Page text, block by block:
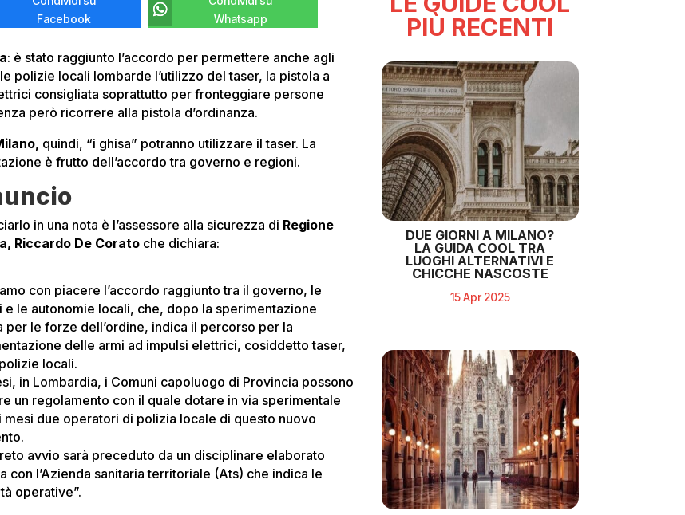
Facebook
Whatsapp
: è stato raggiunto l’accordo per permettere anche agli
polizie locali lombarde l’utilizzo del taser, la pistola a
consigliata soprattutto per fronteggiare persone
però ricorrere alla pistola d’ordinanza.
quindi, “i ghisa” potranno utilizzare il taser. La
è frutto dell’accordo tra governo e regioni.
in una nota è l’assessore alla sicurezza di Regione
Riccardo De Corato che dichiara:
con piacere l’accordo raggiunto tra il governo, le
e le autonomie locali, che, dopo la sperimentazione
per le forze dell’ordine, indica il percorso per la
delle armi ad impulsi elettrici, cosiddetto taser,
locali.
in Lombardia, i Comuni capoluogo di Provincia possono
un regolamento con il quale dotare in via sperimentale
mesi due operatori di polizia locale di questo nuovo
avvio sarà preceduto da un disciplinare elaborato
con l’Azienda sanitaria territoriale (Ats) che indica le
operative”.
PIÙ RECENTI
DUE GIORNI A MILANO?
LA GUIDA COOL TRA
LUOGHI ALTERNATIVI E
CHICCHE NASCOSTE
15 Apr 2025